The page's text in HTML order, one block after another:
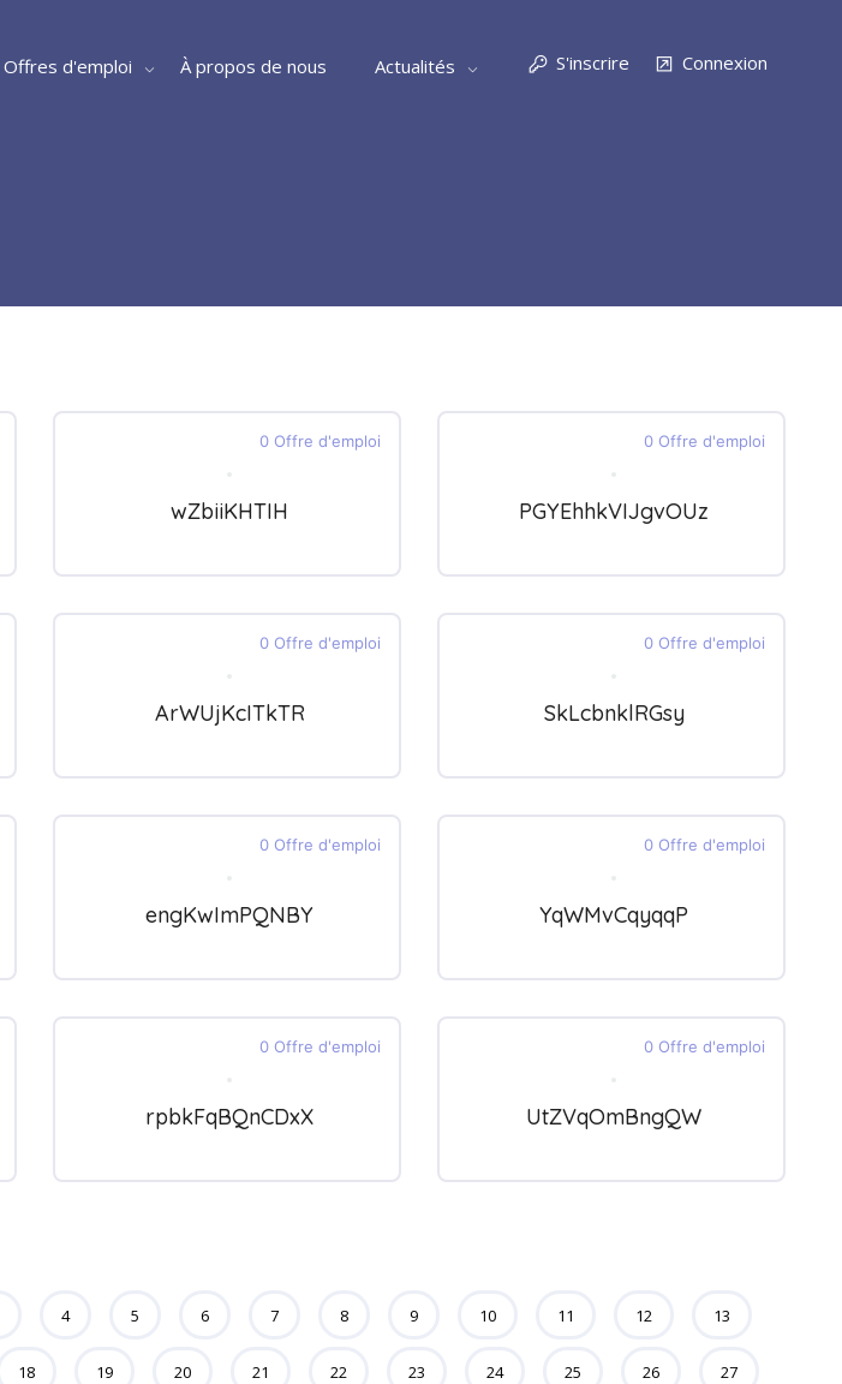
S'inscrire Connexion
Offres d'emploi À propos de nous Actualités
0 Offre d'emploi
wZbiiKHTIH
0 Offre d'emploi
PGYEhhkVIJgvOUz
0 Offre d'emploi
ArWUjKcITkTR
0 Offre d'emploi
SkLcbnklRGsy
0 Offre d'emploi
engKwImPQNBY
0 Offre d'emploi
YqWMvCqyqqP
0 Offre d'emploi
rpbkFqBQnCDxX
0 Offre d'emploi
UtZVqOmBngQW
4 5 6 7 8 9 10 11 12 13
18 19 20 21 22 23 24 25 26 27